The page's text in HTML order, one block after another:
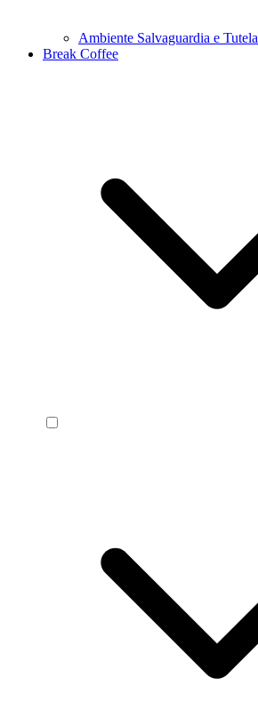
Ambiente Salvaguardia e Tutela
Break Coffee